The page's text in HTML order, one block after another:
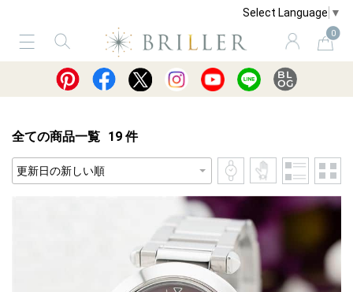
Select Language ▼
0
サービス ショッピングガイド 買取
全ての商品一覧 19 件